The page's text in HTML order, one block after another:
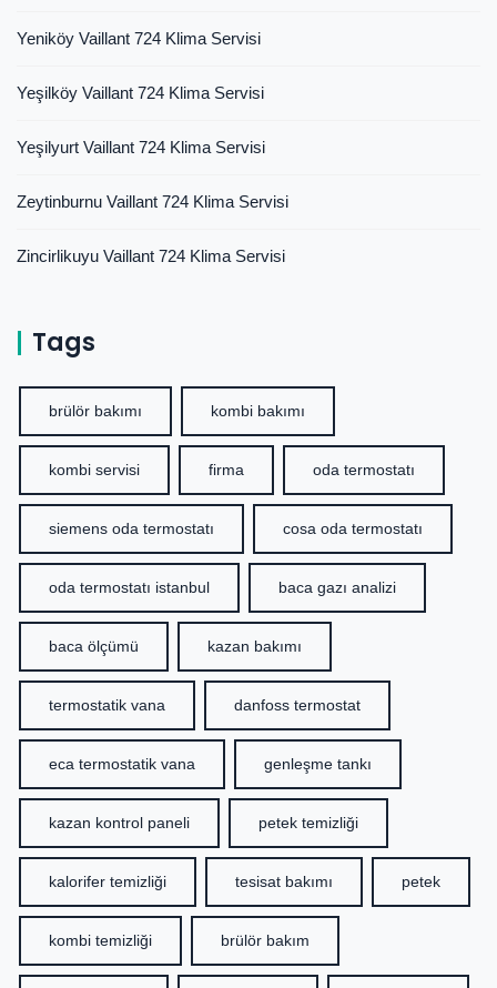
Yeniköy Vaillant 724 Klima Servisi
Yeşilköy Vaillant 724 Klima Servisi
Yeşilyurt Vaillant 724 Klima Servisi
Zeytinburnu Vaillant 724 Klima Servisi
Zincirlikuyu Vaillant 724 Klima Servisi
Tags
brülör bakımı kombi bakımı
kombi servisi firma oda termostatı
siemens oda termostatı cosa oda termostatı
oda termostatı istanbul baca gazı analizi
baca ölçümü kazan bakımı
termostatik vana danfoss termostat
eca termostatik vana genleşme tankı
kazan kontrol paneli petek temizliği
kalorifer temizliği tesisat bakımı petek
kombi temizliği brülör bakım